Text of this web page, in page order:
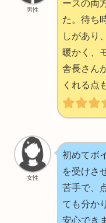
男性
ースの両
た。待ち
しがあり
暖かく、
舎長さん
くれる点
女性
初めてボ
を受けさ
苦手で、
ても分か
安心でき